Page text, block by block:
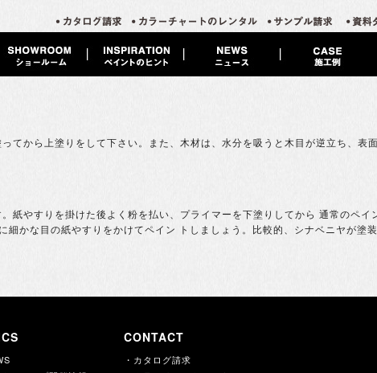
から上塗りをして下さい。また、木材は、水分を吸うと木目が逆立ち、表
やすりを掛けた後よく粉を払い、プライマーを下塗りしてから 通常のペイ
かな目の紙やすりをかけてペイン トしましょう。比較的、シナベニヤが塗装
CONTACT
・カタログ請求